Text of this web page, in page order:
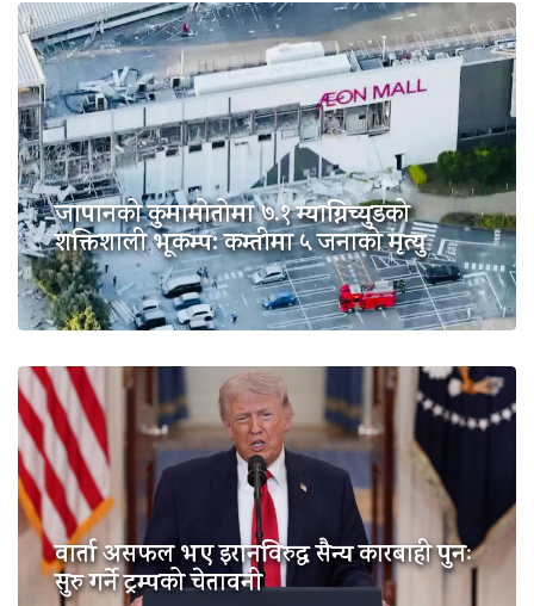
जापानको कुमामोतोमा ७.१ म्याग्निच्युडको
शक्तिशाली भूकम्प: कम्तीमा ५ जनाको मृत्यु
वार्ता असफल भए इरानविरुद्ध सैन्य कारबाही पुनः
सुरु गर्ने ट्रम्पको चेतावनी